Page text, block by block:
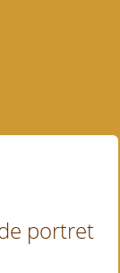
portret